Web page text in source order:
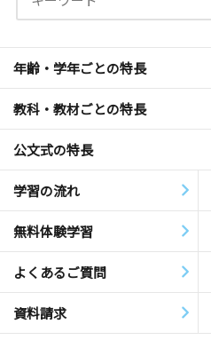
年齢・学年ごとの特長
教科・教材ごとの特長
公文式の特長
学習の流れ
無料体験学習
よくあるご質問
資料請求